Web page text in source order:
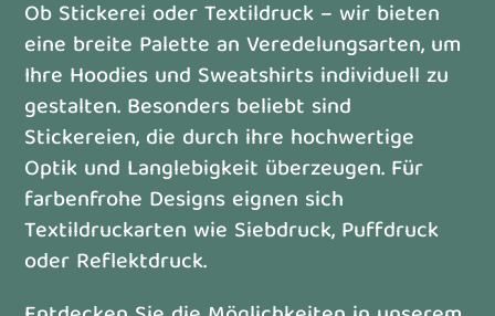
Ob Stickerei oder Textildruck – wir bieten
eine breite Palette an Veredelungsarten, um
Ihre Hoodies und Sweatshirts individuell zu
gestalten. Besonders beliebt sind
Stickereien, die durch ihre hochwertige
Optik und Langlebigkeit überzeugen. Für
farbenfrohe Designs eignen sich
Textildruckarten wie Siebdruck, Puffdruck
oder Reflektdruck.